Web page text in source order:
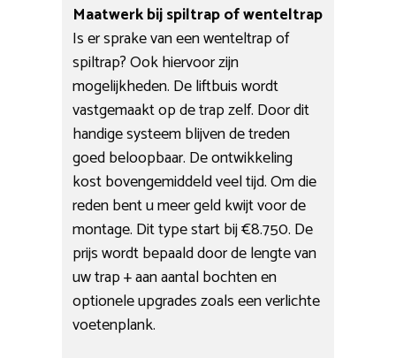
Maatwerk bij spiltrap of wenteltrap
Is er sprake van een wenteltrap of
spiltrap? Ook hiervoor zijn
mogelijkheden. De liftbuis wordt
vastgemaakt op de trap zelf. Door dit
handige systeem blijven de treden
goed beloopbaar. De ontwikkeling
kost bovengemiddeld veel tijd. Om die
reden bent u meer geld kwijt voor de
montage. Dit type start bij €8.750. De
prijs wordt bepaald door de lengte van
uw trap + aan aantal bochten en
optionele upgrades zoals een verlichte
voetenplank.